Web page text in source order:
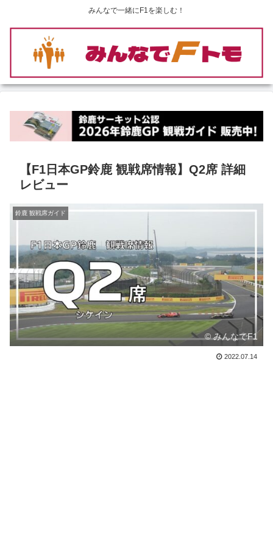
みんなで一緒にF1を楽しむ！
【F1日本GP鈴鹿 観戦席情報】Q2席 詳細
レビュー
鈴鹿 観戦席ガイド
© みんなでF1
2022.07.14